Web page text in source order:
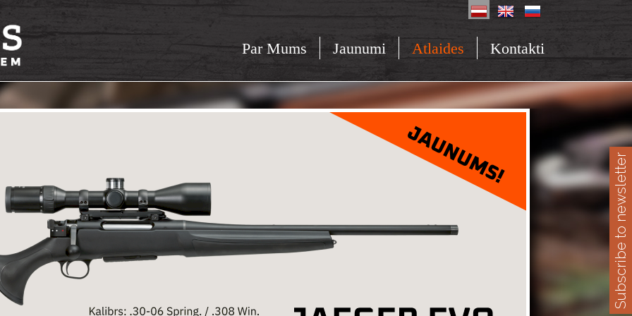
Par Mums Jaunumi Atlaides Kontakti
Subscribe to newsletter